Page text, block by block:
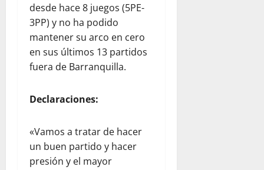
desde hace 8 juegos (5PE-
3PP) y no ha podido
mantener su arco en cero
en sus últimos 13 partidos
fuera de Barranquilla.
Declaraciones:
«Vamos a tratar de hacer
un buen partido y hacer
presión y el mayor